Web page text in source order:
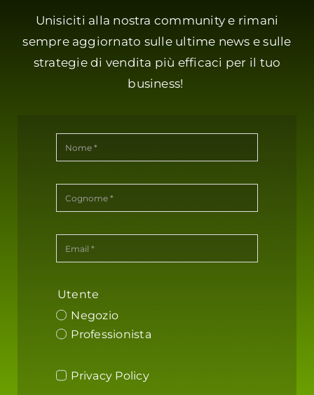
Unisiciti alla nostra community e rimani
sempre aggiornato sulle ultime news e sulle
strategie di vendita più efficaci per il tuo
business!
Utente
Negozio
Professionista
Privacy Policy